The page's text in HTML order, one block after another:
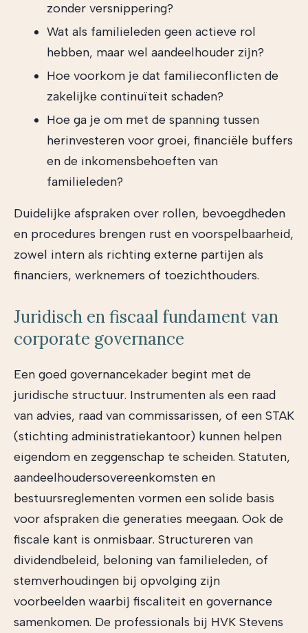
zonder versnippering?
Wat als familieleden geen actieve rol
hebben, maar wel aandeelhouder zijn?
Hoe voorkom je dat familieconflicten de
zakelijke continuïteit schaden?
Hoe ga je om met de spanning tussen
herinvesteren voor groei, financiële buffers
en de inkomensbehoeften van
familieleden?
Duidelijke afspraken over rollen, bevoegdheden
en procedures brengen rust en voorspelbaarheid,
zowel intern als richting externe partijen als
financiers, werknemers of toezichthouders.
Juridisch en fiscaal fundament van
corporate governance
Een goed governancekader begint met de
juridische structuur. Instrumenten als een raad
van advies, raad van commissarissen, of een STAK
(stichting administratiekantoor) kunnen helpen
eigendom en zeggenschap te scheiden. Statuten,
aandeelhoudersovereenkomsten en
bestuursreglementen vormen een solide basis
voor afspraken die generaties meegaan. Ook de
fiscale kant is onmisbaar. Structureren van
dividendbeleid, beloning van familieleden, of
stemverhoudingen bij opvolging zijn
voorbeelden waarbij fiscaliteit en governance
samenkomen. De professionals bij HVK Stevens